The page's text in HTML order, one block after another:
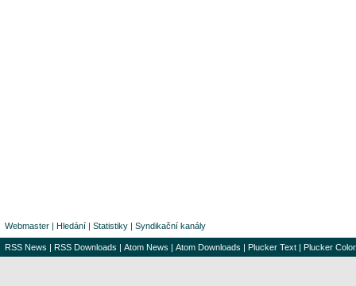
Webmaster | Hledání | Statistiky | Syndikační kanály
RSS News | RSS Downloads | Atom News | Atom Downloads | Plucker Text | Plucker Color